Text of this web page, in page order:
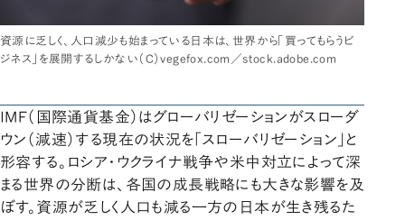
資源に乏しく、人口減少も始まっている日本は、世界から「買ってもらうビ
ジネス」を展開するしかない（C）vegefox.com／stock.adobe.com
IMF（国際通貨基金）はグローバリゼーションがスローダ
ウン（減速）する現在の状況を「スローバリゼーション」と
形容する。ロシア・ウクライナ戦争や米中対立によって深
まる世界の分断は、各国の成長戦略にも大きな影響を及
ぼす。資源が乏しく人口も減る一方の日本が生き残るた